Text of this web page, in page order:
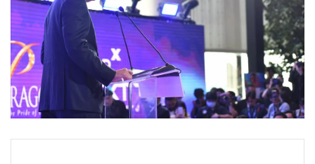
• การเมือง
• ท่องเที่ยว
• กีฬา
• ต่างประเทศ
• Special Scoop
• เศรษฐกิจ-ธุรกิจ
• จีน